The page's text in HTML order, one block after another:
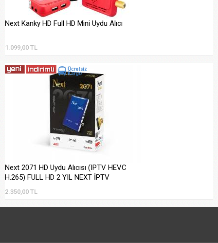
Next Kanky HD Full HD Mini Uydu Alıcı
1.099,00 TL
Next 2071 HD Uydu Alıcısı (IPTV HEVC
H.265) FULL HD 2 YIL NEXT İPTV
2.350,00 TL